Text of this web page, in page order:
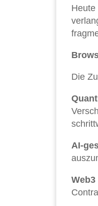
Die
AI-